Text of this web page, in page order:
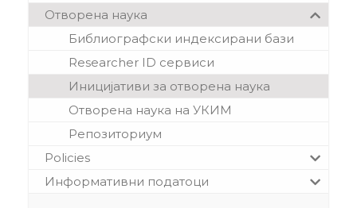
Отворена наука
Библиографски индексирани бази
Researcher ID сервиси
Иницијативи за отворена наука
Отворена наука на УКИМ
Репозиториум
Policies
Информативни податоци